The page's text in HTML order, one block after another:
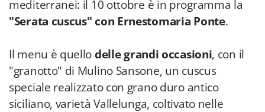
mediterranei: il 10 ottobre è in programma la
"Serata cuscus" con Ernestomaria Ponte.
Il menu è quellodelle grandi occasioni, con il
"granotto" di Mulino Sansone, un cuscus
speciale realizzato con grano duro antico
siciliano, varietà Vallelunga, coltivato nelle